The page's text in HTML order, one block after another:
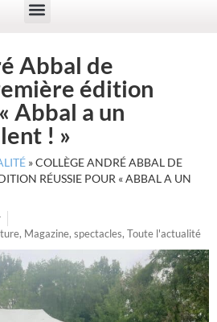
Abbal de
édition
Abbal a un
! »
»COLLÈGE ANDRÉ ABBAL DE
RÉUSSIE POUR « ABBAL A UN
, Magazine, spectacles, Toute l'actualité